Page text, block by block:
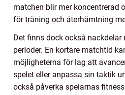
matchen blir mer koncentrerad
för träning och återhämtning
Det finns dock också
perioder. En kortare matchtid
möjligheterna för lag att
spelet eller anpassa sin taktik
också påverka spelarnas